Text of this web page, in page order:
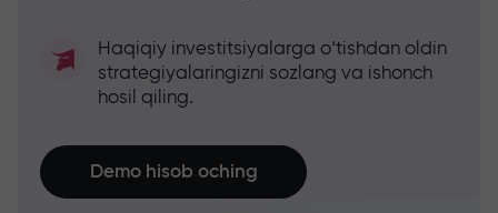
Haqiqiy investitsiyalarga o‘tishdan oldin
strategiyalaringizni sozlang va ishonch
hosil qiling.
Demo hisob oching